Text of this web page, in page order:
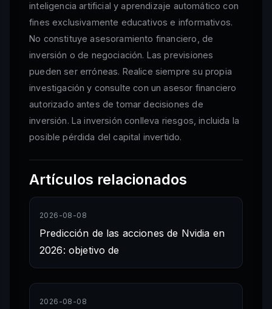
inteligencia artificial y aprendizaje automático con
fines exclusivamente educativos e informativos.
No constituye asesoramiento financiero, de
inversión o de negociación. Las previsiones
pueden ser erróneas. Realice siempre su propia
investigación y consulte con un asesor financiero
autorizado antes de tomar decisiones de
inversión. La inversión conlleva riesgos, incluida la
posible pérdida del capital invertido.
Artículos relacionados
2026-08-08
Predicción de las acciones de Nvidia en
2026: objetivo de
2026-08-08